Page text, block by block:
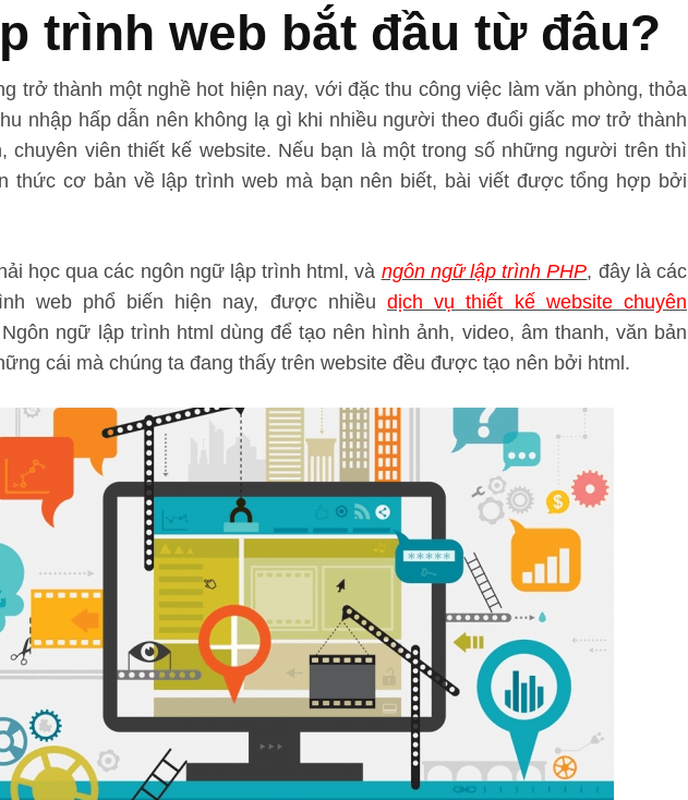
trình web bắt đầu từ đâu?
trở thành một nghề hot hiện nay, với đặc thu công việc làm văn phòng, thỏa
nhập hấp dẫn nên không lạ gì khi nhiều người theo đuổi giấc mơ trở thành
chuyên viên thiết kế website. Nếu bạn là một trong số những người trên thì
thức cơ bản về lập trình web mà bạn nên biết, bài viết được tổng hợp bởi
học qua các ngôn ngữ lập trình html, và ngôn ngữ lập trình PHP, đây là các
web phổ biến hiện nay, được nhiềudịch vụ thiết kế website chuyên
ngữ lập trình html dùng để tạo nên hình ảnh, video, âm thanh, văn bản
cái mà chúng ta đang thấy trên website đều được tạo nên bởi html.